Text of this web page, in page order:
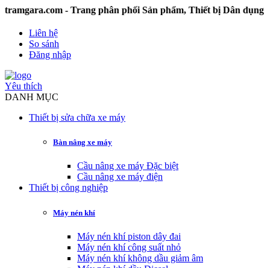
- Trang phân phối Sản phẩm, Thiết bị Dân dụng và
Liên hệ
So sánh
Đăng nhập
Yêu thích
DANH MỤC
Thiết bị sửa chữa xe máy
Bàn nâng xe máy
Cầu nâng xe máy Đặc biệt
Cầu nâng xe máy điện
Thiết bị công nghiệp
Máy nén khí
Máy nén khí piston dây đai
Máy nén khí công suất nhỏ
Máy nén khí không dầu giảm âm